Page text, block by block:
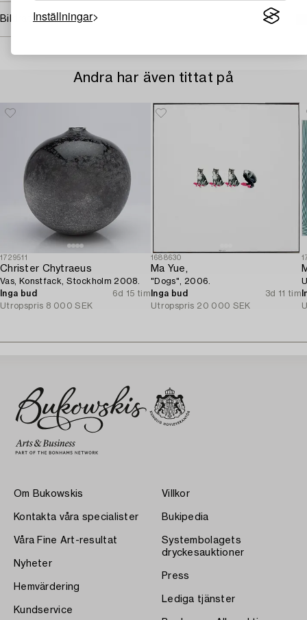
Inställningar
Bildrättigheter
Andra har även tittat på
1729511
Christer Chytraeus
Vas, Konstfack, Stockholm 2008.
Inga bud
6d 15 tim
Utropspris 8 000 SEK
1688630
Ma Yue,
"Dogs", 2006.
Inga bud
3d 11 tim
Utropspris 20 000 SEK
Om Bukowskis
Kontakta våra specialister
Våra Fine Art-resultat
Nyheter
Hemvärdering
Kundservice
Villkor
Bukipedia
Systembolagets
dryckesauktioner
Press
Lediga tjänster